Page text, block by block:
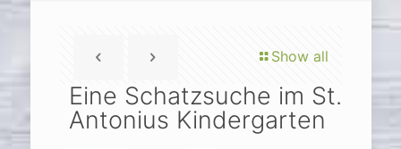
Show all
Eine Schatzsuche im St.
Antonius Kindergarten